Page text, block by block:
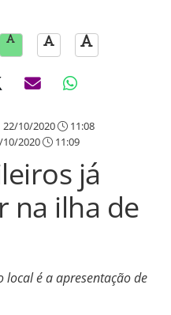
22/10/2020 11:08
10/2020 11:09
já
na ilha de
local é a apresentação de